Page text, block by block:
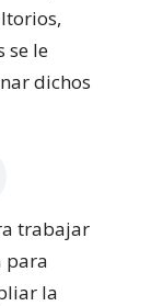
se le
dichos
trabajar
para
la